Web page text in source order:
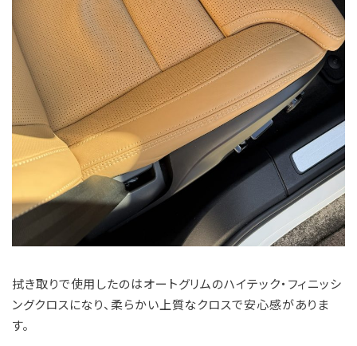
拭き取りで使用したのはオートグリムのハイテック・フィニッシ
ングクロスになり、柔らかい上質なクロスで安心感がありま
す。